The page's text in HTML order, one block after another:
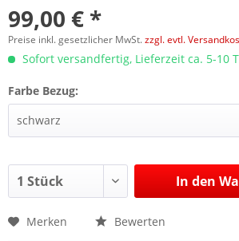
99,00 € *
Preise inkl. gesetzlicher MwSt.zzgl. evtl.
Sofort versandfertig, Lieferzeit ca. 5-10
Farbe Bezug:
In den
Merken Bewerten